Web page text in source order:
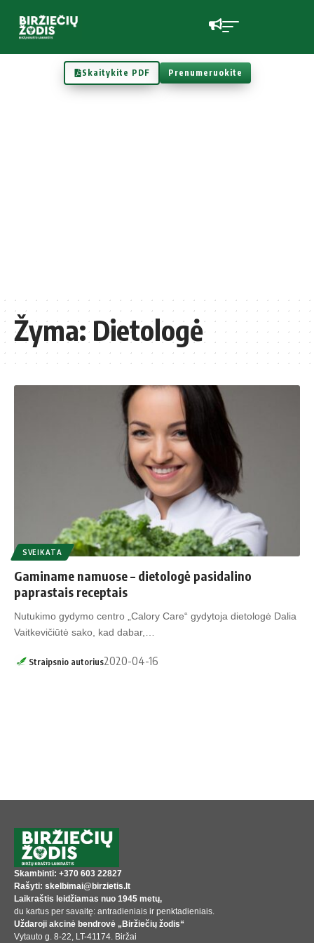
Skaitykite PDF Prenumeruokite
Žyma:Dietologė
SVEIKATA
Gaminame namuose – dietologė pasidalino
paprastais receptais
Nutukimo gydymo centro „Calory Care“ gydytoja dietologė Dalia
Vaitkevičiūtė sako, kad dabar,…
Straipsnio autorius2020-04-16
Skambinti: +370 603 22827
Rašyti: skelbimai@birzietis.lt
Laikraštis leidžiamas nuo 1945 metų,
du kartus per savaitę: antradieniais ir penktadieniais.
Uždaroji akcinė bendrovė „Biržiečių žodis“
Vytauto g. 8-22, LT-41174. Biržai